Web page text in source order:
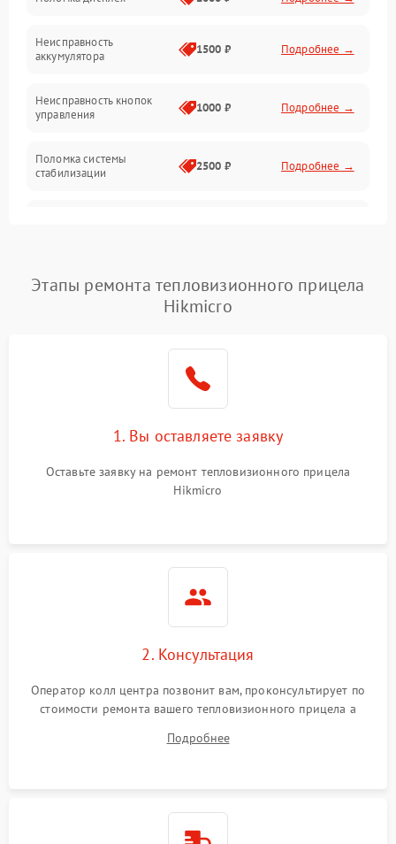
Неисправность
аккумулятора
1500 ₽ Подробнее →
Неисправность кнопок
управления
1000 ₽ Подробнее →
Поломка системы
стабилизации
2500 ₽ Подробнее →
Неисправность системы
Wi-Fi
1500 ₽ Подробнее →
1500 ₽
Неисправность системы
отключения
1500 ₽
Неисправность системы
защиты от замыкания
1500 ₽ Подробнее →
Поломка системы защиты
Этапы ремонта тепловизионного прицела
Hikmicro
1. Вы оставляете заявку
Оставьте заявку на ремонт тепловизионного прицела
Hikmicro
2. Консультация
Оператор колл центра позвонит вам, проконсультирует по
стоимости ремонта вашего тепловизионного прицела а
Подробнее